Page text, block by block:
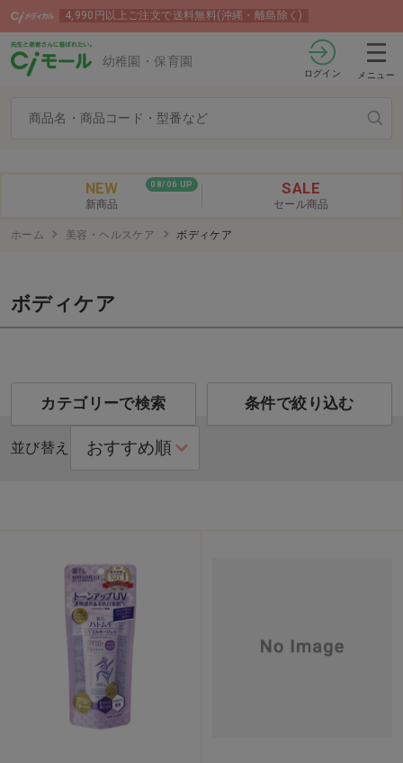
4,990円以上ご注文で送料無料(沖縄・離島除く)
幼稚園・保育園
ログイン メニュー
08/06 UP
NEW
新商品
SALE
セール商品
ホーム 美容・ヘルスケア ボディケア
ボディケア
カテゴリーで検索 条件で絞り込む
並び替え